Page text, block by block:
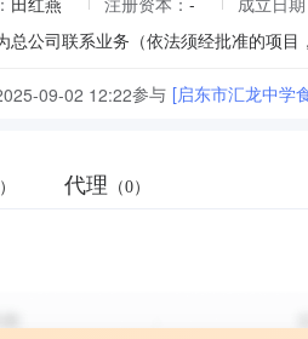
总公司联系业务（依法须经批准的项
09-02 12:22参与 [启东市汇龙中学
代理 （0）